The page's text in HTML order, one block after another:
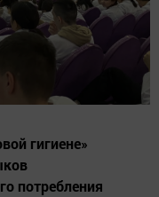
гигиене»
потребления